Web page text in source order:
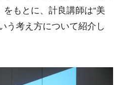
もとに、計良講師は“美
う考え方について紹介し